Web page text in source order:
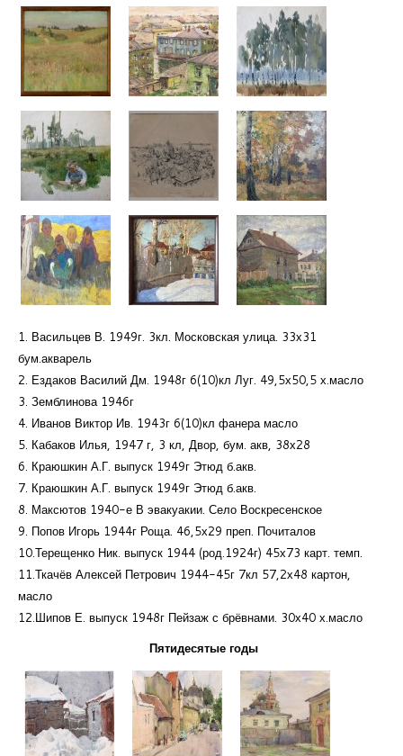
1. Васильцев В. 1949г. 3кл. Московская улица. 33х31
бум.акварель
2. Ездаков Василий Дм. 1948г 6(10)кл Луг. 49,5х50,5 х.масло
3. Земблинова 1946г
4. Иванов Виктор Ив. 1943г 6(10)кл фанера масло
5. Кабаков Илья, 1947 г, 3 кл, Двор, бум. акв, 38х28
6. Краюшкин А.Г. выпуск 1949г Этюд б.акв.
7. Краюшкин А.Г. выпуск 1949г Этюд б.акв.
8. Максютов 1940-е В эвакуакии. Село Воскресенское
9. Попов Игорь 1944г Роща. 46,5х29 преп. Почиталов
10.Терещенко Ник. выпуск 1944 (род.1924г) 45х73 карт. темп.
11.Ткачёв Алексей Петрович 1944-45г 7кл 57,2х48 картон,
масло
12.Шипов Е. выпуск 1948г Пейзаж с брёвнами. 30х40 х.масло
Пятидесятые годы